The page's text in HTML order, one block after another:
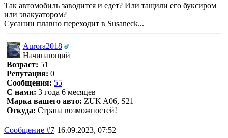
Так автомобиль заводится и едет? Или тащили его буксиром
или эвакуатором?
Сусанин плавно переходит в Susaneck...
Aurora2018
Начинающий
Возраст: 51
Репутация: 0
Сообщения: 55
С нами: 3 года 6 месяцев
Марка вашего авто: ZUK A06, S21
Откуда: Страна возможностей!
Сообщение #7 16.09.2023, 07:52